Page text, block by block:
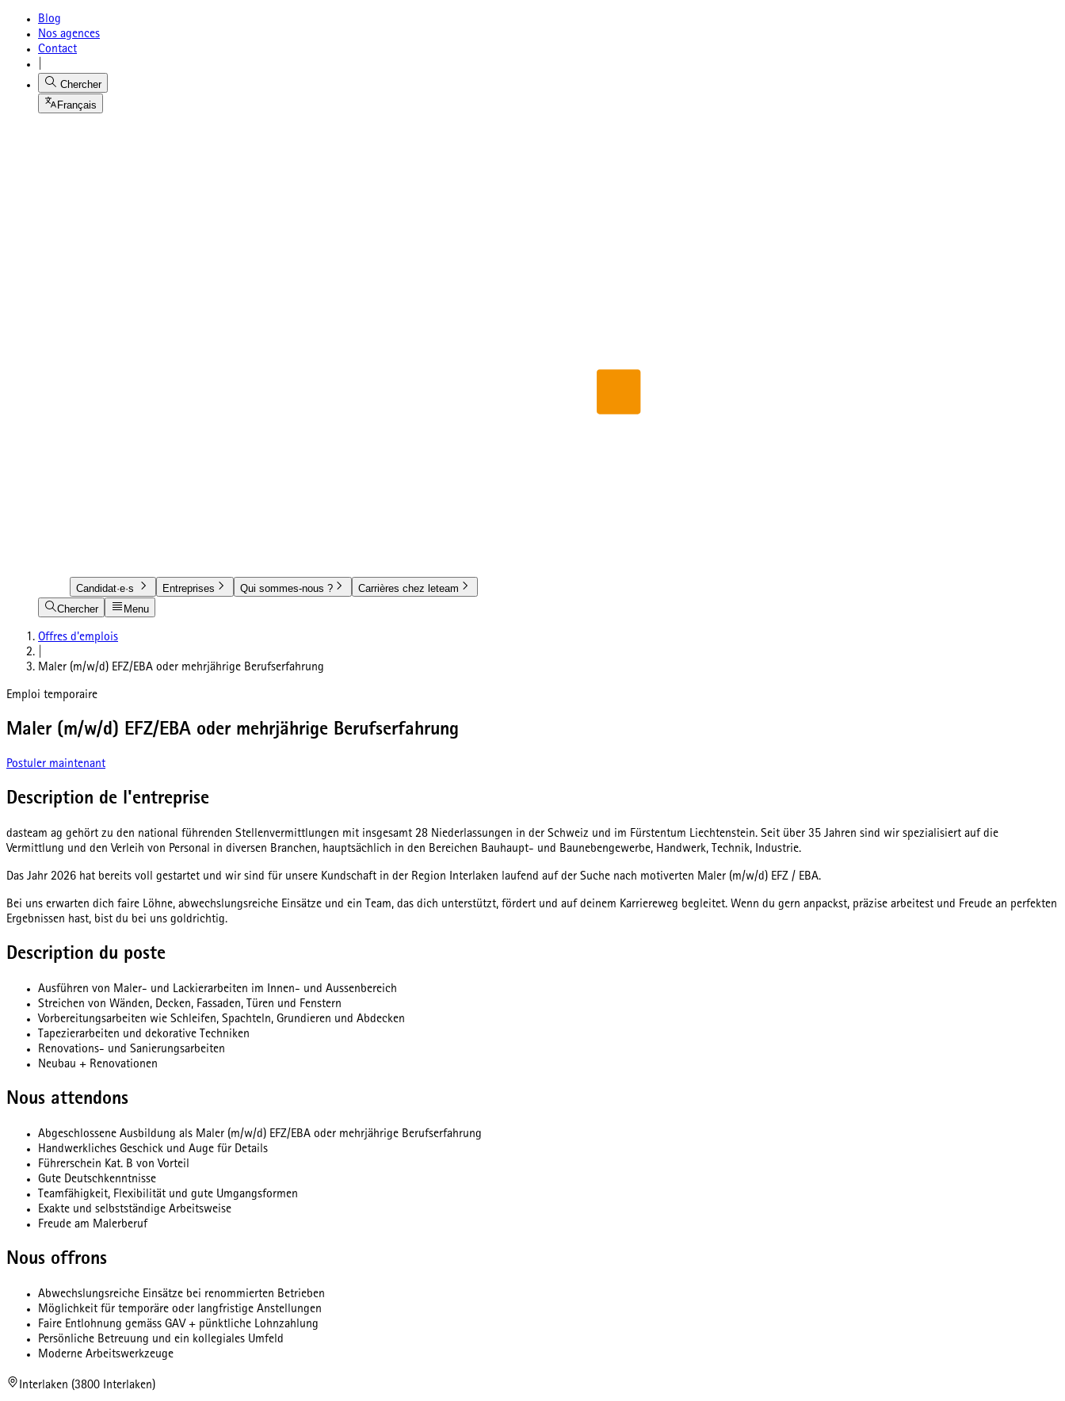
Blog
Nos agences
Contact
Chercher
Français
Candidat·e·s Entreprises Qui sommes-nous ?
Carrières chez leteam
Chercher
Menu
Offres d'emplois
Maler (m/w/d) EFZ/EBA oder mehrjährige Berufserfahrung
Emploi temporaire
Maler (m/w/d) EFZ/EBA oder mehrjährige Berufserfahrung
Postuler maintenant
Description de l'entreprise
dasteam ag gehört zu den national führenden Stellenvermittlungen mit insgesamt 28 Niederlassungen in der Schweiz und im Fürstentum Liechtenstein. Seit über 35 Jahren sind wir spezialisiert auf die
Vermittlung und den Verleih von Personal in diversen Branchen, hauptsächlich in den Bereichen Bauhaupt- und Baunebengewerbe, Handwerk, Technik, Industrie.
Das Jahr 2026 hat bereits voll gestartet und wir sind für unsere Kundschaft in der Region Interlaken laufend auf der Suche nach motiverten Maler (m/w/d) EFZ / EBA.
Bei uns erwarten dich faire Löhne, abwechslungsreiche Einsätze und ein Team, das dich unterstützt, fördert und auf deinem Karriereweg begleitet. Wenn du gern anpackst, präzise arbeitest und Freude an perfekten
Ergebnissen hast, bist du bei uns goldrichtig.
Description du poste
Ausführen von Maler- und Lackierarbeiten im Innen- und Aussenbereich
Streichen von Wänden, Decken, Fassaden, Türen und Fenstern
Vorbereitungsarbeiten wie Schleifen, Spachteln, Grundieren und Abdecken
Tapezierarbeiten und dekorative Techniken
Renovations- und Sanierungsarbeiten
Neubau + Renovationen
Nous attendons
Abgeschlossene Ausbildung als Maler (m/w/d) EFZ/EBA oder mehrjährige Berufserfahrung
Handwerkliches Geschick und Auge für Details
Führerschein Kat. B von Vorteil
Gute Deutschkenntnisse
Teamfähigkeit, Flexibilität und gute Umgangsformen
Exakte und selbstständige Arbeitsweise
Freude am Malerberuf
Nous offrons
Abwechslungsreiche Einsätze bei renommierten Betrieben
Möglichkeit für temporäre oder langfristige Anstellungen
Faire Entlohnung gemäss GAV + pünktliche Lohnzahlung
Persönliche Betreuung und ein kollegiales Umfeld
Moderne Arbeitswerkzeuge
Interlaken (3800 Interlaken)